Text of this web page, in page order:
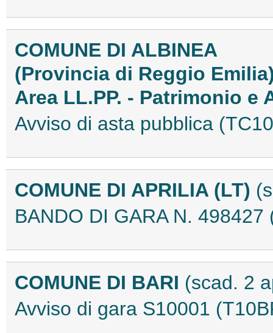
COMUNE DI ALBINEA
(Provincia di Reggio
Area LL.PP. - Patrimonio e
Avviso di asta pubblica
COMUNE DI APRILIA (LT)
BANDO DI GARA N. 498427
COMUNE DI BARI (scad. 2
Avviso di gara S10001